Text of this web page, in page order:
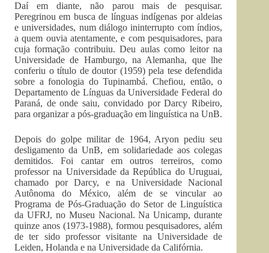
Daí em diante, não parou mais de pesquisar.
Peregrinou em busca de línguas indígenas por aldeias
e universidades, num diálogo ininterrupto com índios,
a quem ouvia atentamente, e com pesquisadores, para
cuja formação contribuiu. Deu aulas como leitor na
Universidade de Hamburgo, na Alemanha, que lhe
conferiu o título de doutor (1959) pela tese defendida
sobre a fonologia do Tupinambá. Chefiou, então, o
Departamento de Línguas da Universidade Federal do
Paraná, de onde saiu, convidado por Darcy Ribeiro,
para organizar a pós-graduação em linguística na UnB.
Depois do golpe militar de 1964, Aryon pediu seu
desligamento da UnB, em solidariedade aos colegas
demitidos. Foi cantar em outros terreiros, como
professor na Universidade da República do Uruguai,
chamado por Darcy, e na Universidade Nacional
Autônoma do México, além de se vincular ao
Programa de Pós-Graduação do Setor de Linguística
da UFRJ, no Museu Nacional. Na Unicamp, durante
quinze anos (1973-1988), formou pesquisadores, além
de ter sido professor visitante na Universidade de
Leiden, Holanda e na Universidade da Califórnia.